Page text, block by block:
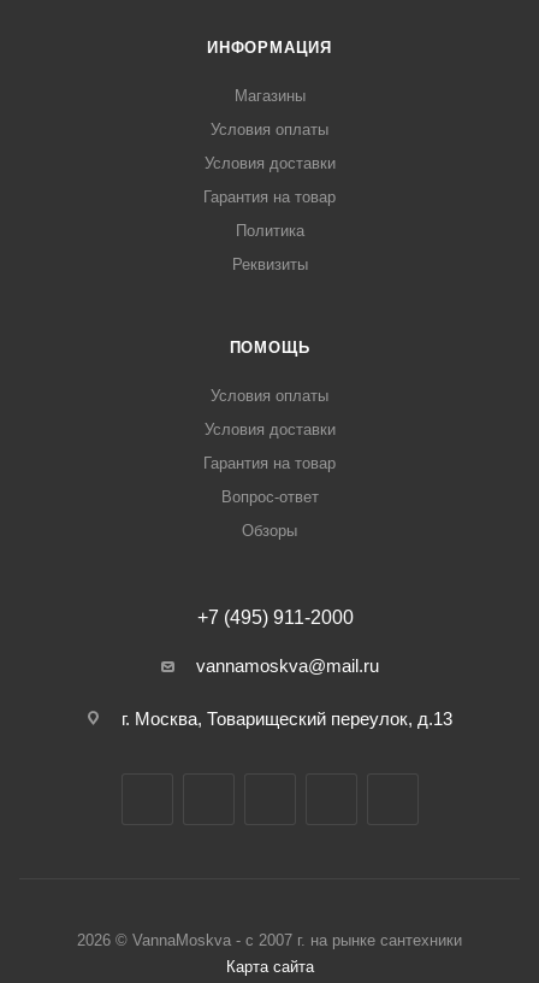
ИНФОРМАЦИЯ
Магазины
Условия оплаты
Условия доставки
Гарантия на товар
Политика
Реквизиты
ПОМОЩЬ
Условия оплаты
Условия доставки
Гарантия на товар
Вопрос-ответ
Обзоры
+7 (495) 911-2000
vannamoskva@mail.ru
г. Москва, Товарищеский переулок, д.13
2026 © VannaMoskva - с 2007 г. на рынке сантехники
Карта сайта